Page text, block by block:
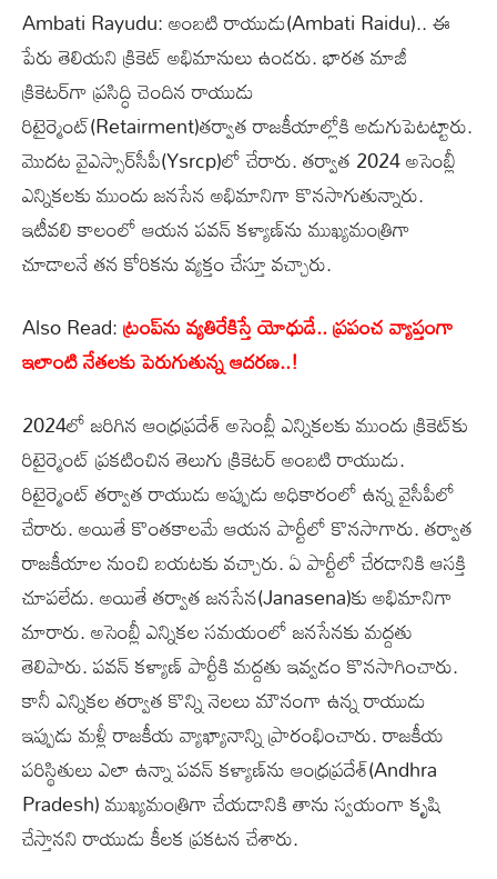
Ambati Rayudu: అంబటి రాయుడు(Ambati Raidu).. ఈ
పేరు తెలియని క్రికెట్‌ అభిమానులు ఉండరు. భారత మాజీ
క్రికెటర్‌గా ప్రసిద్ధి చెందిన రాయుడు
రిటైర్మెంట్‌(Retairment)తర్వాత రాజకీయాల్లోకి అడుగుపెటట్టారు.
మొదట వైఎస్సార్‌సీపీ(Ysrcp)లో చేరారు. తర్వాత 2024 అసెంబ్లీ
ఎన్నికలకు ముందు జనసేన అభిమానిగా కొనసాగుతున్నారు.
ఇటీవలి కాలంలో ఆయన పవన్‌ కళ్యాణ్‌ను ముఖ్యమంత్రిగా
చూడాలనే తన కోరికను వ్యక్తం చేస్తూ వచ్చారు.
Also Read:ట్రంప్‌ను వ్యతిరేకిస్తే యోధుడే.. ప్రపంచ వ్యాప్తంగా
ఇలాంటి నేతలకు పెరుగుతున్న ఆదరణ..!
2024లో జరిగిన ఆంధ్రప్రదేశ్‌ అసెంబ్లీ ఎన్నికలకు ముందు క్రికెట్‌కు
రిటైర్మెంట్‌ ప్రకటించిన తెలుగు క్రికెటర్‌ అంబటి రాయుడు.
రిటైర్మెంట్‌ తర్వాత రాయుడు అప్పుడు అధికారంలో ఉన్న వైసీపీలో
చేరారు. అయితే కొంతకాలమే ఆయన పార్టీలో కొనసాగారు. తర్వాత
రాజకీయాల నుంచి బయటకు వచ్చారు. ఏ పార్టీలో చేరడానికి ఆసక్తి
చూపలేదు. అయితే తర్వాత జనసేన(Janasena)కు అభిమానిగా
మారారు. అసెంబ్లీ ఎన్నికల సమయంలో జనసేనకు మద్దతు
తెలిపారు. పవన్‌ కళ్యాణ్‌ పార్టీకి మద్దతు ఇవ్వడం కొనసాగించారు.
కానీ ఎన్నికల తర్వాత కొన్ని నెలలు మౌనంగా ఉన్న రాయుడు
ఇప్పుడు మళ్లీ రాజకీయ వ్యాఖ్యానాన్ని ప్రారంభించారు. రాజకీయ
పరిస్థితులు ఎలా ఉన్నా పవన్‌ కళ్యాణ్‌ను ఆంధ్రప్రదేశ్‌(Andhra
Pradesh) ముఖ్యమంత్రిగా చేయడానికి తాను స్వయంగా కృషి
చేస్తానని రాయుడు కీలక ప్రకటన చేశారు.